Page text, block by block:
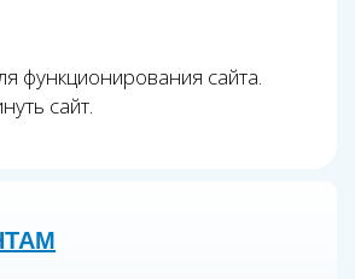
функционирования сайта.
сайт.